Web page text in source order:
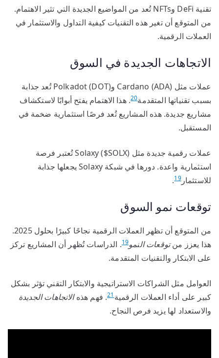
تقنية DeFi وNFTs تُعد من المواضيع الجديدة التي تثير الاهتمام.
من المتوقع أن تغير هذه التقنيات كيفية التداول والاستثمار في
العملات الرقمية.
الاتجاهات الجديدة في السوق
عملات مثل Cardano (ADA) وPolkadot (DOT) تُعد جذابة
بسبب تقنياتها المتقدمة20. هذا الاهتمام يفتح أبوابًا لاستكشاف
مشاريع جديدة. هذه المشاريع تُعد فرصًا استثمارية ضخمة في
المستقبل.
عملات رقمية جديدة مثل Solaxy ($SOLX) تُعتبر فرصة
استثمارية واعدة. دورها في شبكة Solaxy يجعلها جذابة
للاستثمار19
.
توقعات نمو السوق
من المتوقع أن تظهر العملات الرقمية نجاحًا كبيرًا بحلول 2025.
هذا يعزز منتوقعات النمو19. الدراسات تُظهر أن المشاريع تركز
على الابتكار والتقنيات المتقدمة.
العوامل مثل الشراكات الاستراتيجية والابتكار التقني تؤثر بشكل
كبير على أداء العملات الرقمية21. فهم هذهالاتجاهات الجديدة
والاستعداد لها يزيد فرص النجاح.